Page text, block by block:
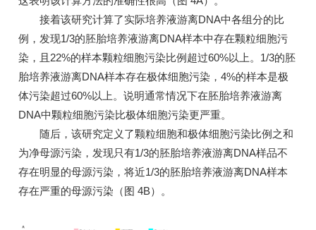
接着该研究计算了实际培养液游离DNA中各组分的比
例，发现1/3的胚胎培养液游离DNA样本中存在颗粒细胞污
染，且22%的样本颗粒细胞污染比例超过60%以上。1/3的胚
胎培养液游离DNA样本存在极体细胞污染，4%的样本是极
体污染超过60%以上。说明通常情况下在胚胎培养液游离
DNA中颗粒细胞污染比极体细胞污染更严重。
随后，该研究定义了颗粒细胞和极体细胞污染比例之和
为净母源污染，发现只有1/3的胚胎培养液游离DNA样品不
存在明显的母源污染，将近1/3的胚胎培养液游离DNA样本
存在严重的母源污染（图 4B）。